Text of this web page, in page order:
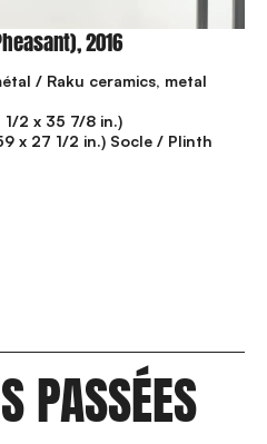
2016
/ Raku ceramics, metal
1/2 x 35 7/8 in.)
x 27 1/2 in.) Socle / Plinth
PASSÉES